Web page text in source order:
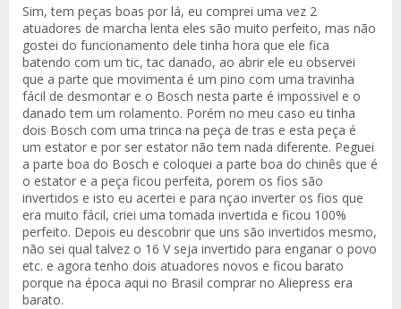
Sim, tem peças boas por lá, eu comprei uma vez 2
atuadores de marcha lenta eles são muito perfeito, mas não
gostei do funcionamento dele tinha hora que ele fica
batendo com um tic, tac danado, ao abrir ele eu observei
que a parte que movimenta é um pino com uma travinha
fácil de desmontar e o Bosch nesta parte é impossivel e o
danado tem um rolamento. Porém no meu caso eu tinha
dois Bosch com uma trinca na peça de tras e esta peça é
um estator e por ser estator não tem nada diferente. Peguei
a parte boa do Bosch e coloquei a parte boa do chinês que é
o estator e a peça ficou perfeita, porem os fios são
invertidos e isto eu acertei e para nçao inverter os fios que
era muito fácil, criei uma tomada invertida e ficou 100%
perfeito. Depois eu descobrir que uns são invertidos mesmo,
não sei qual talvez o 16 V seja invertido para enganar o povo
etc. e agora tenho dois atuadores novos e ficou barato
porque na época aqui no Brasil comprar no Aliepress era
barato.